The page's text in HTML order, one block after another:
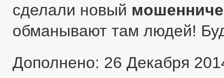
сделали новый
обманывают там людей!
Дополнено: 26 Декабря